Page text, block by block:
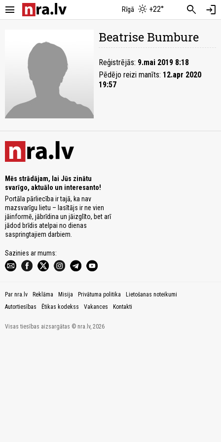
menu Rīgā +22° search login
Beatrise Bumbure
Reģistrējās: 9.mai 2019 8:18
Pēdējo reizi manīts: 12.apr 2020
19:57
Mēs strādājam, lai Jūs zinātu
svarīgo, aktuālo un interesanto!
Portāla pārliecība ir tajā, ka nav
mazsvarīgu lietu – lasītājs ir ne vien
jāinformē, jābrīdina un jāizglīto, bet arī
jādod brīdis atelpai no dienas
saspringtajiem darbiem.
Sazinies ar mums:
Par nra.lv Reklāma Misija Privātuma politika
Lietošanas noteikumi
Autortiesības
Ētikas kodekss Vakances Kontakti
Visas tiesības aizsargātas © nra.lv, 2026